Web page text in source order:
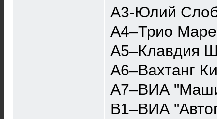
A3-Юлий
A4–Трио
A5–Клавдия
A6–Вахтанг
A7–ВИА
B1–ВИА